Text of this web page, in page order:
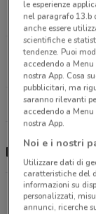
3.8 km
Corso
5.3 km
Findomestic,
le esperienze
nel paragrafo 13.b
anche essere
scientifiche e
tendenze. Puoi
accedendo a
nostra App. Cosa
pubblicitari, ma
saranno rilevanti
accedendo a
nostra App.
Noi e i nostri
Utilizzare dati di
caratteristiche del
informazioni su
personalizzati,
annunci, ricerche